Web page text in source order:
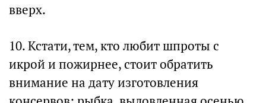
вверх.
10. Кстати, тем, кто любит шпроты с
икрой и пожирнее, стоит обратить
внимание на дату изготовления